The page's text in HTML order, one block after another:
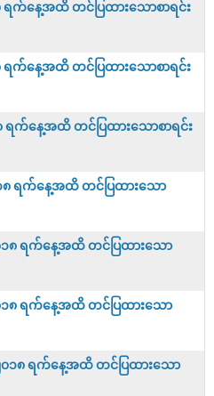
ရက်နေ့အထိ တင်ပြထားသောစာရင်း
ရက်နေ့အထိ တင်ပြထားသောစာရင်း
ရက်နေ့အထိ တင်ပြထားသောစာရင်း
၁၈ ရက်နေ့အထိ တင်ပြထားသော
၀၁၈ ရက်နေ့အထိ တင်ပြထားသော
၀၁၈ ရက်နေ့အထိ တင်ပြထားသော
၂၀၁၈ ရက်နေ့အထိ တင်ပြထားသော